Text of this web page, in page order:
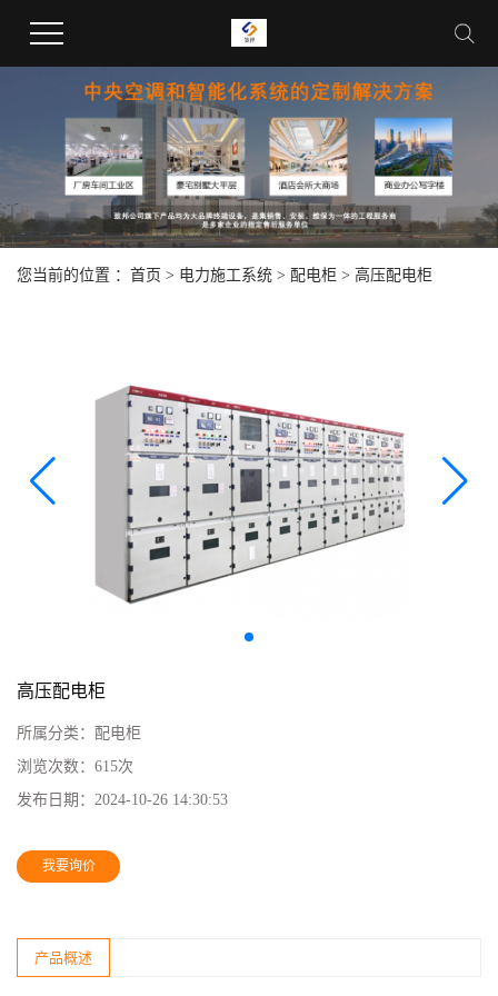
您当前的位置 ： 首页 > 电力施工系统 > 配电柜 > 高压配电柜
高压配电柜
所属分类： 配电柜
浏览次数： 615次
发布日期： 2024-10-26 14:30:53
我要询价
产品概述